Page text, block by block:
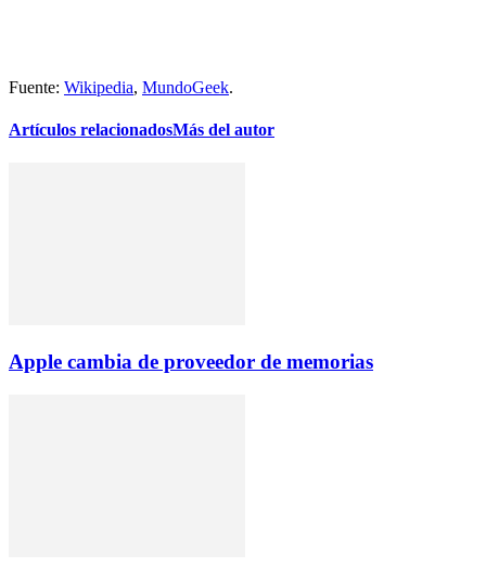
Fuente: Wikipedia, MundoGeek.
Artículos relacionadosMás del autor
Apple cambia de proveedor de memorias